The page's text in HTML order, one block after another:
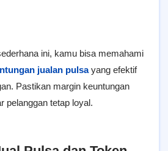
ini, kamu bisa memahami
jualan pulsayang efektif
Pastikan margin keuntungan
pelanggan tetap loyal.